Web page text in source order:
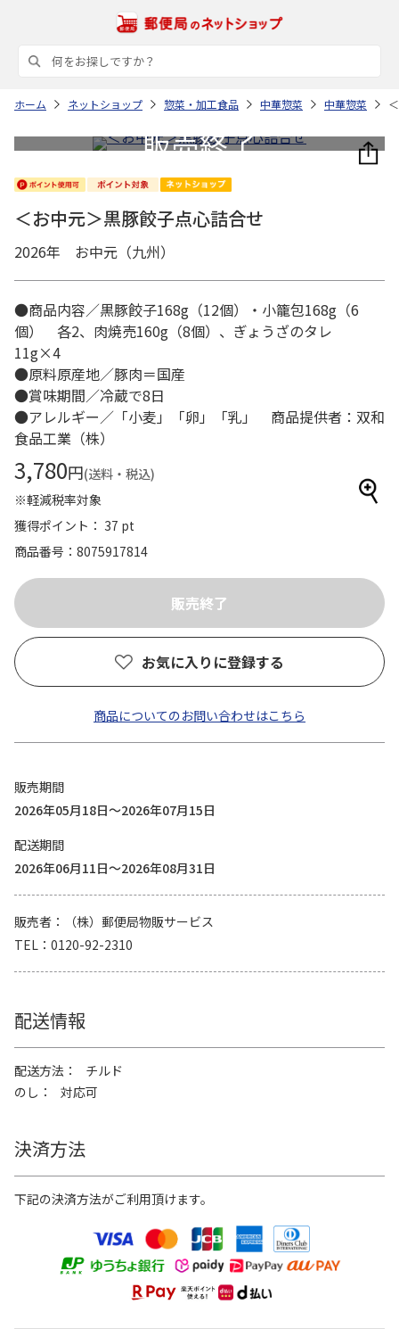
ホーム ネットショップ 惣菜・加工食品 中華惣菜 中華惣菜
＜お中元＞黒豚餃子点心詰合せ
2026年 お中元（九州）
●商品内容／黒豚餃子168g（12個）・小籠包168g（6
個） 各2、肉焼売160g（8個）、ぎょうざのタレ
11g×4
●原料原産地／豚肉＝国産
●賞味期間／冷蔵で8日
●アレルギー／「小麦」「卵」「乳」 商品提供者：双和
食品工業（株）
3,780円(送料・税込)
※軽減税率対象
獲得ポイント： 37 pt
商品番号
8075917814
お気に入りに登録する
商品についてのお問い合わせはこちら
販売期間
2026年05月18日～2026年07月15日
配送期間
2026年06月11日～2026年08月31日
販売者
（株）郵便局物販サービス
TEL
0120-92-2310
配送情報
配送方法
チルド
のし
対応可
決済方法
下記の決済方法がご利用頂けます。